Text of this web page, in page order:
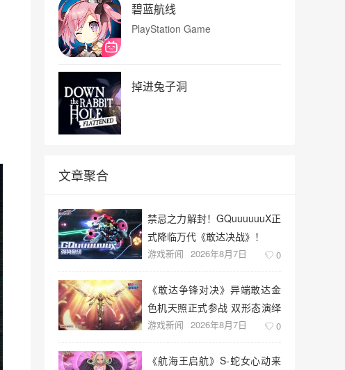
碧蓝航线
PlayStation Game
掉进兔子洞
文章聚合
禁忌之力解封！GQuuuuuuX正
式降临万代《敢达决战》！
游戏新闻 2026年8月7日 0
《敢达争锋对决》异端敢达金
色机天照正式参战 双形态演绎
空中战技
游戏新闻 2026年8月7日 0
《航海王启航》S-蛇女心动来